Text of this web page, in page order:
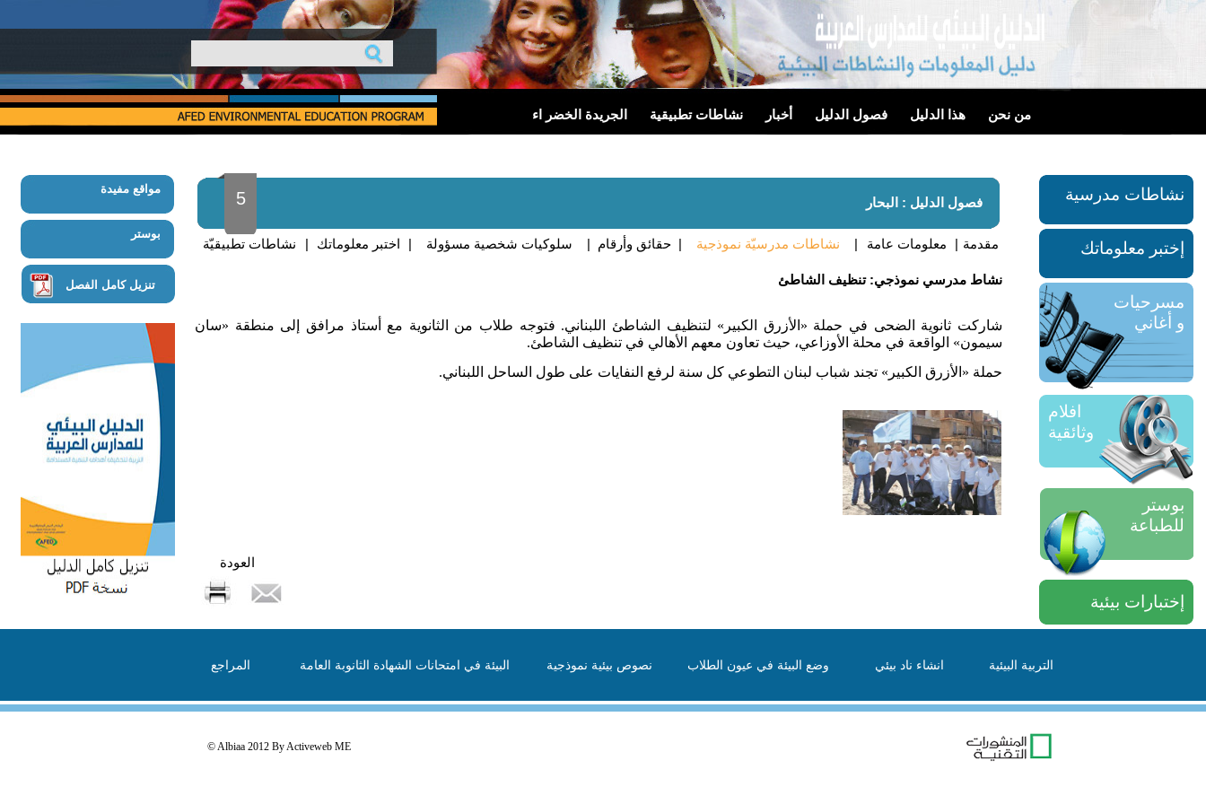
من نحن هذا الدليل فصول الدليل أخبار نشاطات تطبيقية الجريدة الخضر اء
مواقع مفيدة
بوستر
تنزيل كامل الفصل
5 فصول الدليل : البحار
نشاطات تطبيقيّة | اختبر معلوماتك | سلوكيات شخصية مسؤولة | حقائق وأرقام | نشاطات مدرسيّة نموذجية | معلومات عامة | مقدمة
نشاط مدرسي نموذجي: تنظيف الشاطئ
شاركت ثانوية الضحى في حملة «الأزرق الكبير» لتنظيف الشاطئ اللبناني. فتوجه طلاب من الثانوية مع أستاذ مرافق إلى منطقة «سان
سيمون» الواقعة في محلة الأوزاعي، حيث تعاون معهم الأهالي في تنظيف الشاطئ.
حملة «الأزرق الكبير» تجند شباب لبنان التطوعي كل سنة لرفع النفايات على طول الساحل اللبناني.
العودة
نشاطات مدرسية
إختبر معلوماتك
مسرحيات
و أغاني
افلام
وثائقية
بوستر
للطباعة
إختبارات بيئية
المراجع البيئة في امتحانات الشهادة الثانوبة العامة نصوص بيئية نموذجية وضع البيئة في عيون الطلاب انشاء ناد بيئي التربية البيئية
© Albiaa 2012 ByActiveweb ME